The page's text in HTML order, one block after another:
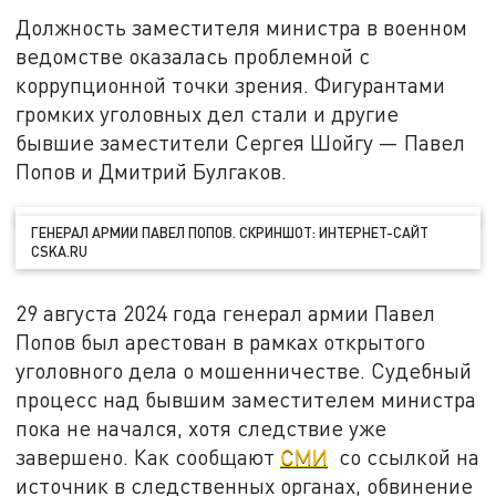
Должность заместителя министра в военном
ведомстве оказалась проблемной с
коррупционной точки зрения. Фигурантами
громких уголовных дел стали и другие
бывшие заместители Сергея Шойгу — Павел
Попов и Дмитрий Булгаков.
ГЕНЕРАЛ АРМИИ ПАВЕЛ ПОПОВ. СКРИНШОТ: ИНТЕРНЕТ-САЙТ
CSKA.RU
29 августа 2024 года генерал армии Павел
Попов был арестован в рамках открытого
уголовного дела о мошенничестве. Судебный
процесс над бывшим заместителем министра
пока не начался, хотя следствие уже
завершено. Как сообщают СМИ со ссылкой на
источник в следственных органах, обвинение